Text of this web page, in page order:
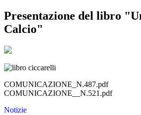
Presentazione del libro
Calcio"
COMUNICAZIONE_N.487.pdf
COMUNICAZIONE__N.521.pdf
Notizie